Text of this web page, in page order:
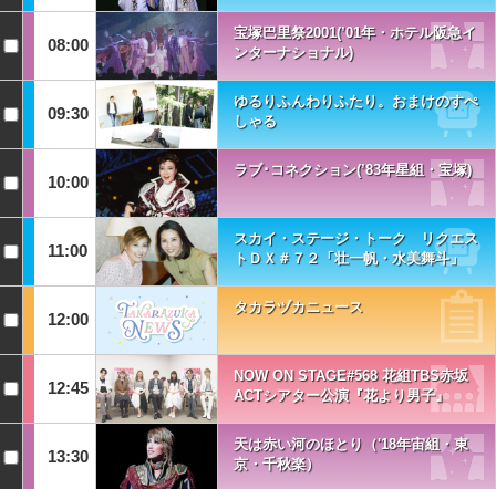
08:00
宝塚巴里祭2001(’01年・ホテル阪急イ
ンターナショナル)
09:30
ゆるりふんわりふたり。おまけのすぺ
しゃる
10:00
ラブ･コネクション(’83年星組・宝塚)
11:00
スカイ・ステージ・トーク リクエス
トＤＸ＃７２「壮一帆・水美舞斗」
12:00
タカラヅカニュース
12:45
NOW ON STAGE#568 花組TBS赤坂
ACTシアター公演『花より男子』
13:30
天は赤い河のほとり（'18年宙組・東
京・千秋楽）